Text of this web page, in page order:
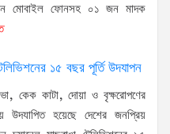
মোবাইল ফোনসহ ০১ জন মাদক
১৫ বছর পূর্তি উদযাপন
কেক কাটা, দোয়া ও বৃক্ষরোপণের
উদযাপিত হয়েছে দেশের জনপ্রিয়